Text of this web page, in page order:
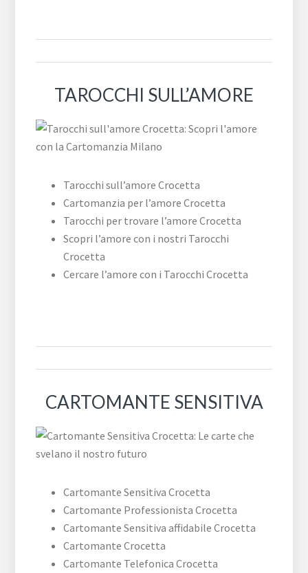
TAROCCHI SULL’AMORE
Tarocchi sull’amore Crocetta
Cartomanzia per l’amore Crocetta
Tarocchi per trovare l’amore Crocetta
Scopri l’amore con i nostri Tarocchi
Crocetta
Cercare l’amore con i Tarocchi Crocetta
CARTOMANTE SENSITIVA
Cartomante Sensitiva Crocetta
Cartomante Professionista Crocetta
Cartomante Sensitiva affidabile Crocetta
Cartomante Crocetta
Cartomante Telefonica Crocetta